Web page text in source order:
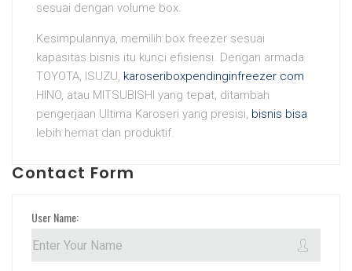
sesuai dengan volume box.
Kesimpulannya, memilih box freezer sesuai
kapasitas bisnis itu kunci efisiensi. Dengan armada
TOYOTA, ISUZU, karoseriboxpendinginfreezer com
HINO, atau MITSUBISHI yang tepat, ditambah
pengerjaan Ultima Karoseri yang presisi, bisnis bisa
lebih hemat dan produktif.
Contact Form
User Name: